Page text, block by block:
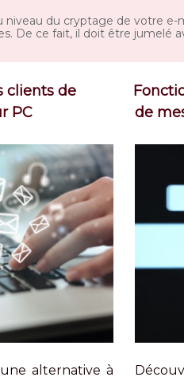
du cryptage de votre e-
De ce fait, il doit être jumelé
clients de
PC
alternative à
de